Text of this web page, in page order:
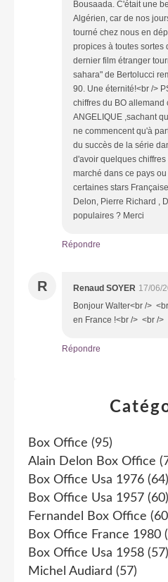
Bousaada. C'était une
Algérien, car de nos
tourné chez nous en
propices à toutes sortes
dernier film étranger
sahara" de Bertolucci
90. Une éternité!<br />
chiffres du BO allemand
ANGELIQUE ,sachant
ne commencent qu'à
du succès de la série
d'avoir quelques
marché dans ce pays
certaines stars
Delon, Pierre Richard ,
populaires ? Merci
Répondre
R Renaud SOYER 17/06/
Bonjour Walter<br />
en France !<br /> <br />
Répondre
Box Office (95)
Alain Delon Box Office
Box Office Usa 1976 (64)
Box Office Usa 1957 (60)
Fernandel Box Office
Box Office France 1980
Box Office Usa 1958 (57)
Michel Audiard (57)